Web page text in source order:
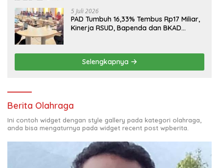
5 Juli 2026
PAD Tumbuh 16,33% Tembus Rp17 Miliar,
Kinerja RSUD, Bapenda dan BKAD
Selengkapnya
Berita Olahraga
Ini contoh widget dengan style gallery pada kategori olahraga,
anda bisa mengaturnya pada widget recent post wpberita.